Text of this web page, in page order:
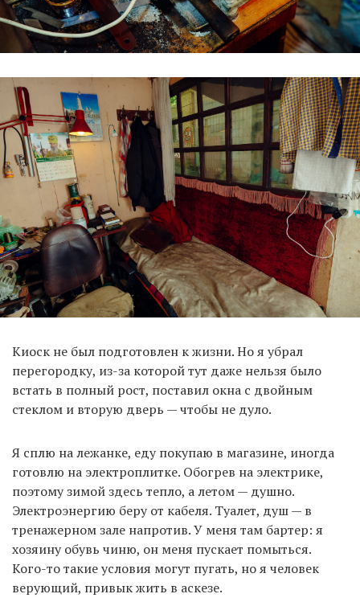
Киоск не был подготовлен к жизни. Но я убрал
перегородку, из-за которой тут даже нельзя было
встать в полный рост, поставил окна с двойным
стеклом и вторую дверь — чтобы не дуло.
Я сплю на лежанке, еду покупаю в магазине, иногда
готовлю на электроплитке. Обогрев на электрике,
поэтому зимой здесь тепло, а летом — душно.
Электроэнергию беру от кабеля. Туалет, душ — в
тренажерном зале напротив. У меня там бартер: я
хозяину обувь чиню, он меня пускает помыться.
Кого-то такие условия могут пугать, но я человек
верующий, привык жить в аскезе.